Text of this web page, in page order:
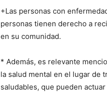
+Las personas con
personas tienen derecho a
en su comunidad.
* Además, es relevante
la salud mental en el lugar de
saludables, que pueden